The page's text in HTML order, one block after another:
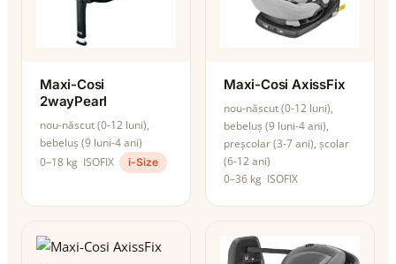
Maxi-Cosi
2wayPearl
nou-născut (0-12 luni),
bebeluș (9 luni-4 ani)
0–18 kg ISOFIX i-Size
Maxi-Cosi AxissFix
nou-născut (0-12 luni),
bebeluș (9 luni-4 ani),
preșcolar (3-7 ani), școlar
(6-12 ani)
0–36 kg ISOFIX